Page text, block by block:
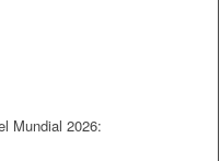
Mundial 2026: